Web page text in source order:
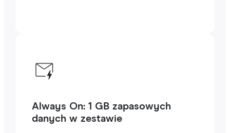
Always On: 1 GB zapasowych
danych w zestawie